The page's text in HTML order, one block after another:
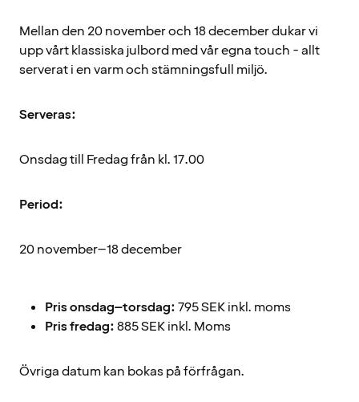
Mellan den 20 november och 18 december dukar vi
upp vårt klassiska julbord med vår egna touch - allt
serverat i en varm och stämningsfull miljö.
Serveras:
Onsdag till Fredag från kl. 17.00
Period:
20 november–18 december
Pris onsdag–torsdag:795 SEK inkl. moms
Pris fredag:885 SEK inkl. Moms
Övriga datum kan bokas på förfrågan.